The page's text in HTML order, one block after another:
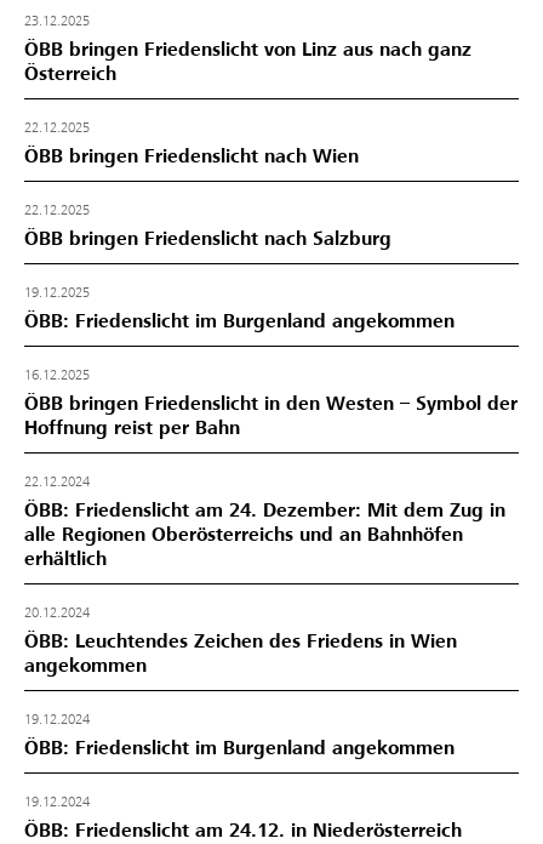
23.12.2025
ÖBB bringen Friedenslicht von Linz aus nach ganz
Österreich
22.12.2025
ÖBB bringen Friedenslicht nach Wien
22.12.2025
ÖBB bringen Friedenslicht nach Salzburg
19.12.2025
ÖBB: Friedenslicht im Burgenland angekommen
16.12.2025
ÖBB bringen Friedenslicht in den Westen – Symbol der
Hoffnung reist per Bahn
22.12.2024
ÖBB: Friedenslicht am 24. Dezember: Mit dem Zug in
alle Regionen Oberösterreichs und an Bahnhöfen
erhältlich
20.12.2024
ÖBB: Leuchtendes Zeichen des Friedens in Wien
angekommen
19.12.2024
ÖBB: Friedenslicht im Burgenland angekommen
19.12.2024
ÖBB: Friedenslicht am 24.12. in Niederösterreich